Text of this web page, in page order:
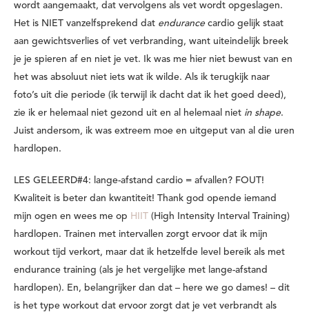
wordt aangemaakt, dat vervolgens als vet wordt opgeslagen.
Het is NIET vanzelfsprekend dat endurancecardio gelijk staat
aan gewichtsverlies of vet verbranding, want uiteindelijk breek
je je spieren af en niet je vet. Ik was me hier niet bewust van en
het was absoluut niet iets wat ik wilde. Als ik terugkijk naar
foto’s uit die periode (ik terwijl ik dacht dat ik het goed deed),
zie ik er helemaal niet gezond uit en al helemaal niet in shape.
Juist andersom, ik was extreem moe en uitgeput van al die uren
hardlopen.
LES GELEERD#4: lange-afstand cardio = afvallen? FOUT!
Kwaliteit is beter dan kwantiteit! Thank god opende iemand
mijn ogen en wees me op HIIT
(High Intensity Interval Training)
hardlopen. Trainen met intervallen zorgt ervoor dat ik mijn
workout tijd verkort, maar dat ik hetzelfde level bereik als met
endurance training (als je het vergelijke met lange-afstand
hardlopen). En, belangrijker dan dat – here we go dames! – dit
is het type workout dat ervoor zorgt dat je vet verbrandt als